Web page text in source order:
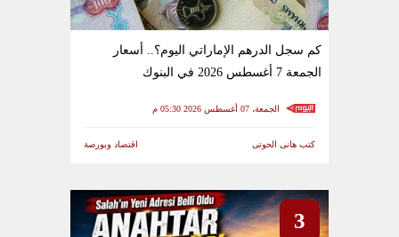
كم سجل الدرهم الإماراتي اليوم؟.. أسعار
الجمعة 7 أغسطس 2026 في البنوك
الجمعة، 07 أغسطس 2026 05:30 م
كتب هانى الحوتى اقتصاد وبورصة
3